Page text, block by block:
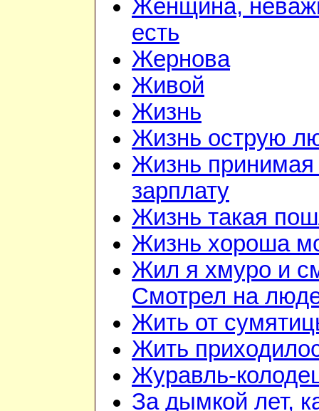
Женщина,
есть
Жернова
Живой
Жизнь
Жизнь острую
Жизнь
зарплату
Жизнь такая
Жизнь хороша
Жил я хмуро и
Смотрел на
Жить от
Жить
Журавль-
За дымкой лет,